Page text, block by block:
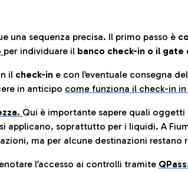
una sequenza precisa. Il primo passo è
per individuare il banco check-in o il
il check-in e con l’eventuale consegna
in anticipo come funziona il check-in
Qui è importante sapere quali oggetti
applicano, soprattutto per i liquidi. A
ma per alcune destinazioni restano
l’accesso ai controlli tramite QPass